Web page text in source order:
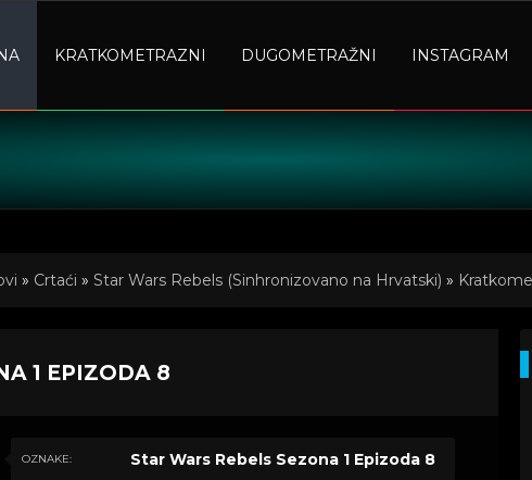
KRATKOMETRAZNI DUGOMETRAŽNI INSTAGRAM
» Crtaći » Star Wars Rebels (Sinhronizovano na Hrvatski) »
1 EPIZODA 8
OZNAKE: Star Wars Rebels Sezona 1 Epizoda 8